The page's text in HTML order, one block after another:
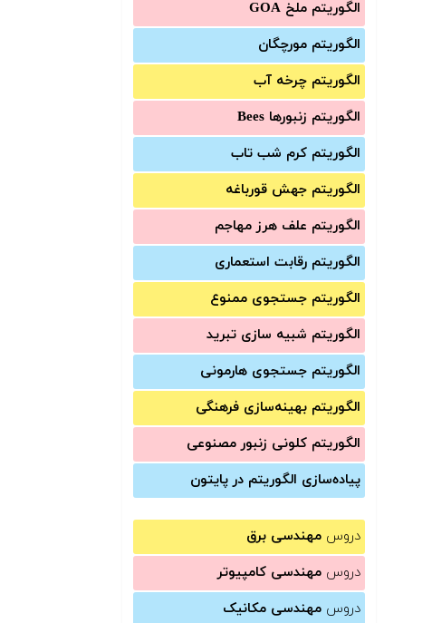
الگوریتم ملخ GOA
الگوریتم مورچگان
الگوریتم چرخه آب
الگوریتم زنبورها Bees
الگوریتم کرم شب تاب
الگوریتم جهش قورباغه
الگوریتم علف هرز مهاجم
الگوریتم رقابت استعماری
الگوریتم جستجوی ممنوع
الگوریتم شبیه سازی تبرید
الگوریتم جستجوی هارمونی
الگوریتم بهینه‌سازی فرهنگی
الگوریتم کلونی زنبور مصنوعی
پیاده‌سازی الگوریتم در پایتون
دروس مهندسی برق
دروس مهندسی کامپیوتر
دروس مهندسی مکانیک